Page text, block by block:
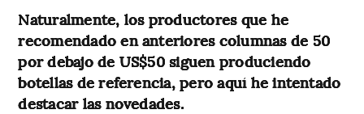
Naturalmente, los productores que he
recomendado en anteriores columnas de 50
por debajo de US$50 siguen produciendo
botellas de referencia, pero aquí he intentado
destacar las novedades.